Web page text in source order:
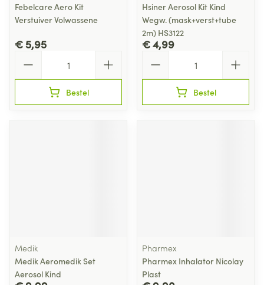
Febelcare Aero Kit
Verstuiver Volwassene
€ 5,95
Bestel
Hsiner Aerosol Kit Kind
Wegw. (mask+verst+tube
2m) HS3122
€ 4,99
Bestel
Medik
Medik Aeromedik Set
Aerosol Kind
Pharmex
Pharmex Inhalator Nicolay
Plast